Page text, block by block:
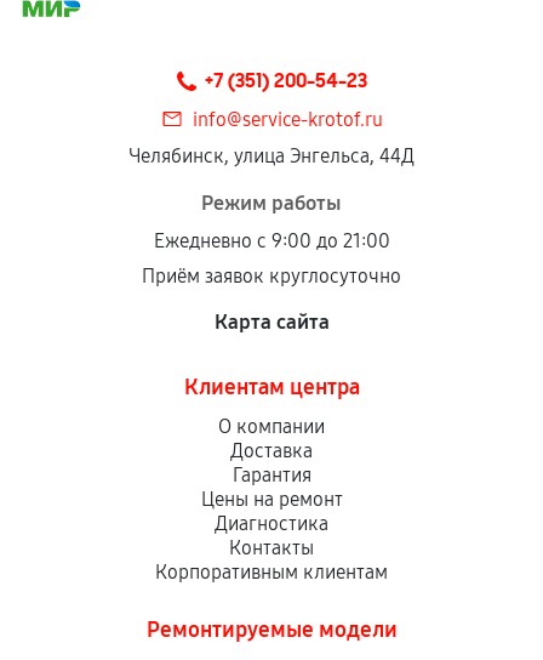
+7 (351) 200-54-23
info@service-krotof.ru
Челябинск, улица Энгельса, 44Д
Режим работы
Ежедневно с 9:00 до 21:00
Приём заявок круглосуточно
Карта сайта
Клиентам центра
О компании
Доставка
Гарантия
Цены на ремонт
Диагностика
Контакты
Корпоративным клиентам
Ремонтируемые модели